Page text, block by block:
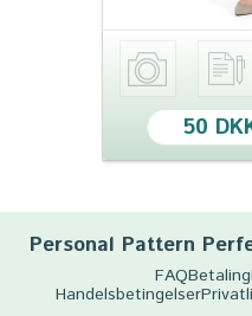
50
Personal Pattern
FAQBetaling
Handelsbetingelser